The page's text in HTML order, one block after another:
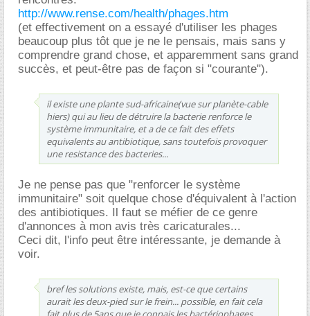
http://www.rense.com/health/phages.htm
(et effectivement on a essayé d'utiliser les phages
beaucoup plus tôt que je ne le pensais, mais sans y
comprendre grand chose, et apparemment sans grand
succès, et peut-être pas de façon si "courante").
il existe une plante sud-africaine(vue sur planète-cable
hiers) qui au lieu de détruire la bacterie renforce le
système immunitaire, et a de ce fait des effets
equivalents au antibiotique, sans toutefois provoquer
une resistance des bacteries...
Je ne pense pas que "renforcer le système
immunitaire" soit quelque chose d'équivalent à l'action
des antibiotiques. Il faut se méfier de ce genre
d'annonces à mon avis très caricaturales...
Ceci dit, l'info peut être intéressante, je demande à
voir.
bref les solutions existe, mais, est-ce que certains
aurait les deux-pied sur le frein... possible, en fait cela